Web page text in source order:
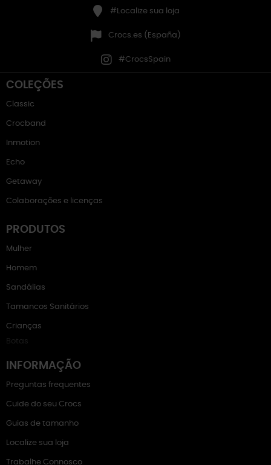
#Localize sua loja
Crocs.es (España)
#CrocsSpain
COLEÇÕES
Classic
Crocband
Inmotion
Echo
Getaway
Colaborações e licenças
PRODUTOS
Mulher
Homem
Sandálias
Tamancos Sanitários
Crianças
Botas
INFORMAÇÃO
Preguntas frequentes
Cuide do seu Crocs
Guias de tamanho
Localize sua loja
Trabalhe Connosco